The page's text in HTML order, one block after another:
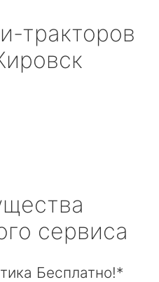
тракторов
сервиса
Бесплатно!*